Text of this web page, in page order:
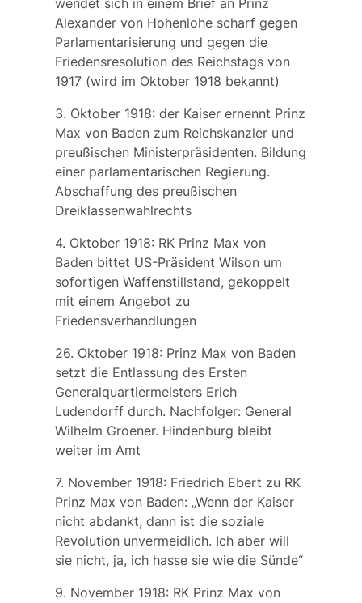
wendet sich in einem Brief an Prinz
Alexander von Hohenlohe scharf gegen
Parlamentarisierung und gegen die
Friedensresolution des Reichstags von
1917 (wird im Oktober 1918 bekannt)
3. Oktober 1918: der Kaiser ernennt Prinz
Max von Baden zum Reichskanzler und
preußischen Ministerpräsidenten. Bildung
einer parlamentarischen Regierung.
Abschaffung des preußischen
Dreiklassenwahlrechts
4. Oktober 1918: RK Prinz Max von
Baden bittet US-Präsident Wilson um
sofortigen Waffenstillstand, gekoppelt
mit einem Angebot zu
Friedensverhandlungen
26. Oktober 1918: Prinz Max von Baden
setzt die Entlassung des Ersten
Generalquartiermeisters Erich
Ludendorff durch. Nachfolger: General
Wilhelm Groener. Hindenburg bleibt
weiter im Amt
7. November 1918: Friedrich Ebert zu RK
Prinz Max von Baden: „Wenn der Kaiser
nicht abdankt, dann ist die soziale
Revolution unvermeidlich. Ich aber will
sie nicht, ja, ich hasse sie wie die Sünde“
9. November 1918: RK Prinz Max von